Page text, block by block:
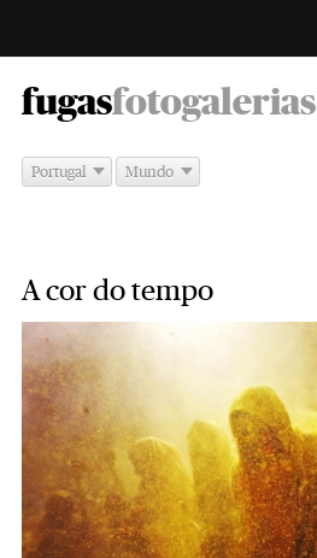
fugas -
fotogalerias
Portugal Mundo
A cor do tempo